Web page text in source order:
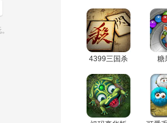
4399三国杀 糖